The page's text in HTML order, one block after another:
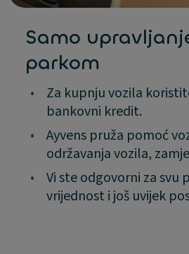
Samo
parkom
•
Za kupnju vozila
bankovni kredit.
•
Ayvens pruža pomoć
održavanja vozila,
•
Vi ste odgovorni za svu
vrijednost i još uvijek